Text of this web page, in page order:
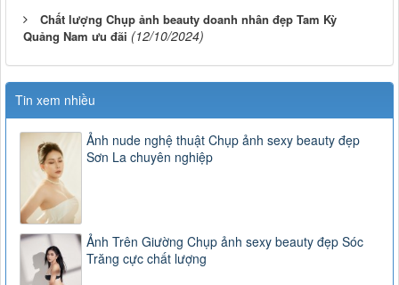
Chất lượng Chụp ảnh beauty doanh nhân đẹp Tam Kỳ
Quảng Nam ưu đãi (12/10/2024)
Tin xem nhiều
Ảnh nude nghệ thuật Chụp ảnh sexy beauty đẹp
Sơn La chuyên nghiệp
Ảnh Trên Giường Chụp ảnh sexy beauty đẹp Sóc
Trăng cực chất lượng